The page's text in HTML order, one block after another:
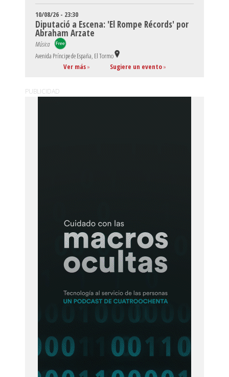
10/08/26 - 23:30
Diputació a Escena: 'El Rompe Récords' por
Abraham Arzate
Música
Avenida Príncipe de España, El Tormo
Ver más» Sugiere un evento»
PUBLICIDAD